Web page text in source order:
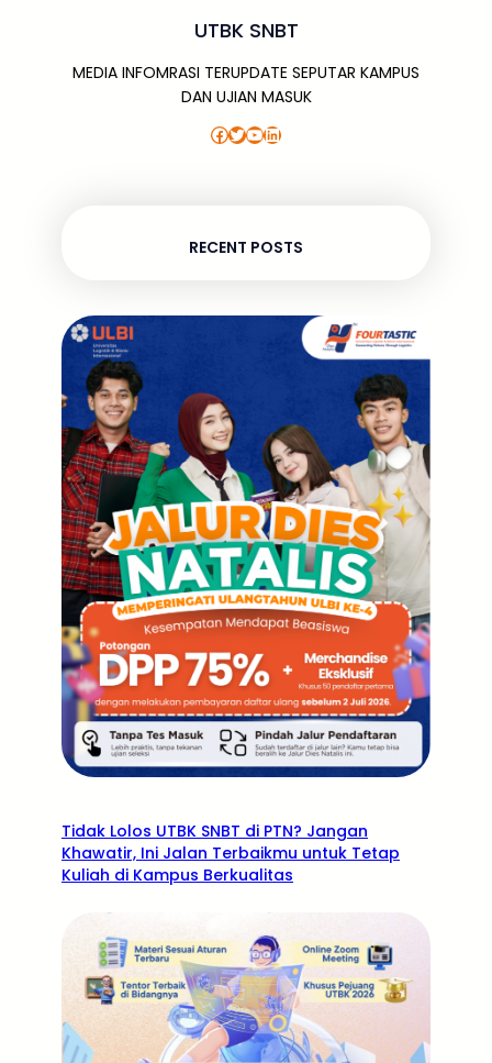
UTBK SNBT
MEDIA INFOMRASI TERUPDATE SEPUTAR KAMPUS
DAN UJIAN MASUK
Facebook Twitter YouTube LinkedIn
RECENT POSTS
Tidak Lolos UTBK SNBT di PTN? Jangan
Khawatir, Ini Jalan Terbaikmu untuk Tetap
Kuliah di Kampus Berkualitas